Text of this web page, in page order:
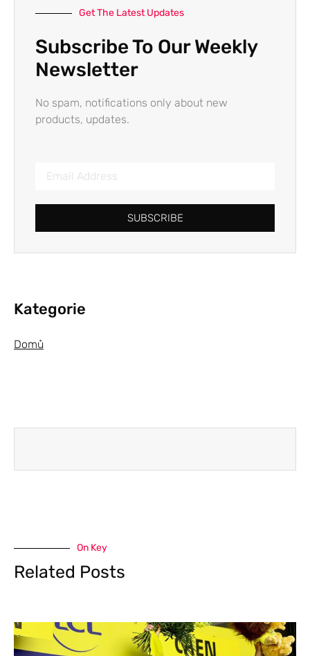
Get The Latest Updates
Subscribe To Our Weekly
Newsletter
No spam, notifications only about new
products, updates.
SUBSCRIBE
Kategorie
Domů
On Key
Related Posts